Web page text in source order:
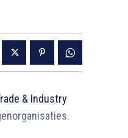
& Industry